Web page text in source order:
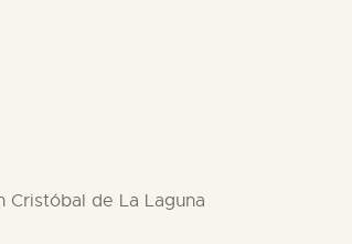
de La Laguna